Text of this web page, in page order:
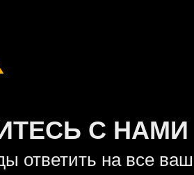
ответить на все
С НАМИ